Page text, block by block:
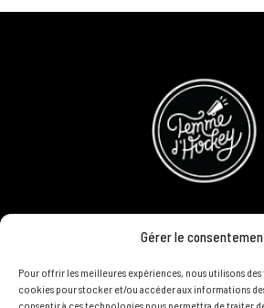
Gérer le
Pour offrir les meilleures expériences, nous utilisons
cookies pour stocker et/ou accéder aux informations
consentir à ces technologies nous permettra de traiter
CONCOURS
DEVENIR PARTENAIRE